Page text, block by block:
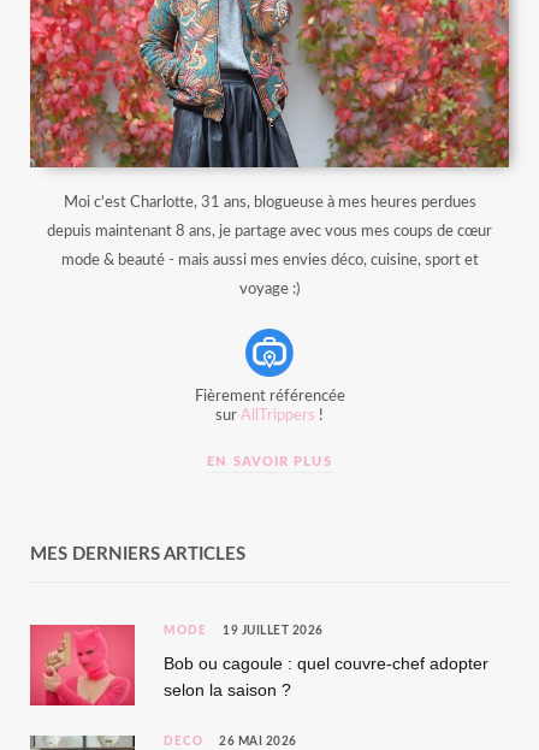
Moi c'est Charlotte, 31 ans, blogueuse à mes heures perdues
depuis maintenant 8 ans, je partage avec vous mes coups de cœur
mode & beauté - mais aussi mes envies déco, cuisine, sport et
voyage :)
Fièrement référencée
sur AllTrippers !
EN SAVOIR PLUS
MES DERNIERS ARTICLES
MODE 19 JUILLET 2026
Bob ou cagoule : quel couvre-chef adopter
selon la saison ?
DÉCO 26 MAI 2026